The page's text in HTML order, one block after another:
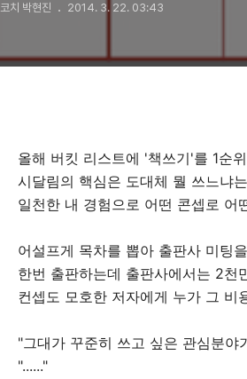
코치 박현진 2014. 3. 22. 03:43
올해 버킷 리스트에 '책쓰기'를 1순
시달림의 핵심은 도대체 뭘 쓰느냐
일천한 내 경험으로 어떤 콘셉로 어
어설프게 목차를 뽑아 출판사 미팅
한번 출판하는데 출판사에서는 2천
컨셉도 모호한 저자에게 누가 그 비
"그대가 꾸준히 쓰고 싶은 관심분야
"......"